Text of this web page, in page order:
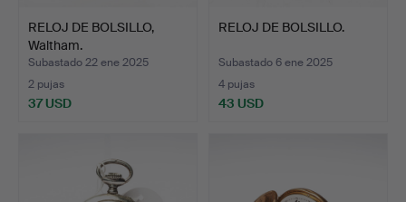
RELOJ DE BOLSILLO,
Waltham.
Subastado 22 ene 2025
2 pujas
37 USD
RELOJ DE BOLSILLO.
Subastado 6 ene 2025
4 pujas
43 USD